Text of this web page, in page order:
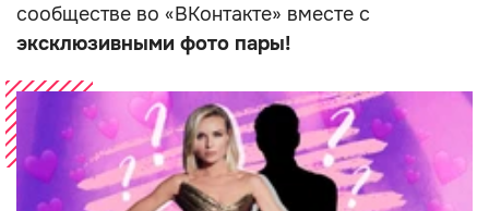
сообществе во «ВКонтакте» вместе с
эксклюзивными фото пары!